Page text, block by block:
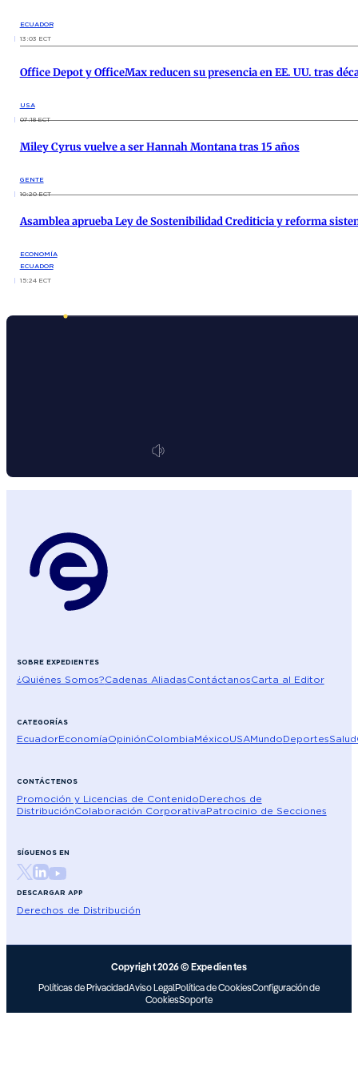
ECUADOR
13:03 ECT
Office Depot y OfficeMax reducen su presencia en EE. UU. tras
USA
07:18 ECT
Miley Cyrus vuelve a ser Hannah Montana tras 15 años
GENTE
10:20 ECT
Asamblea aprueba Ley de Sostenibilidad Crediticia y reforma
ECONOMÍA
ECUADOR
15:24 ECT
SOBRE EXPEDIENTES
¿Quiénes Somos?Cadenas AliadasContáctanosCarta al Editor
CATEGORÍAS
EcuadorEconomíaOpiniónColombiaMéxicoUSAMundoDeportesSalud
CONTÁCTENOS
Promoción y Licencias de ContenidoDerechos de
DistribuciónColaboración CorporativaPatrocinio de Secciones
SÍGUENOS EN
DESCARGAR APP
Derechos de Distribución
Copyright 2026 © Expedientes
Políticas de PrivacidadAviso LegalPolítica de CookiesConfiguración de
CookiesSoporte